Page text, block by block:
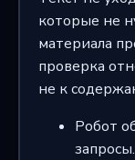
которые не
материала
проверка
не к
Робот
запросы.